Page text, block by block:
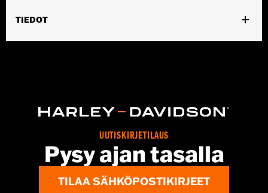
TIEDOT
Imported
UUTISKIRJETILAUS
Pysy ajan tasalla
TILAA SÄHKÖPOSTIKIRJEET